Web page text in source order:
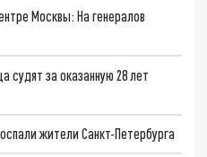
Москвы: На генералов
за оказанную 28 лет
жители Санкт-Петербурга